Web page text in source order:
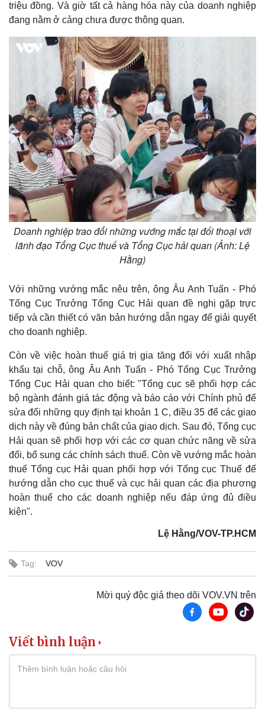
Thể thao
Bóng đá
Lịch thi đấu bóng đá
Thế giới thể thao
eSports
Hậu trường
Ô tô - Xe máy
Ô tô
Xe máy
Tư vấn
triệu đồng. Và giờ tất cả hàng hóa này của doanh nghiệp
đang nằm ở cảng chưa được thông quan.
Doanh nghiệp trao đổi những vướng mắc tại đối thoại với
lãnh đạo Tổng Cục thuế và Tổng Cục hải quan (Ảnh: Lệ
Hằng)
Với những vướng mắc nêu trên, ông Âu Anh Tuấn - Phó
Tổng Cục Trưởng Tổng Cục Hải quan đề nghị gặp trực
tiếp và cần thiết có văn bản hướng dẫn ngay để giải quyết
cho doanh nghiệp.
Còn về việc hoàn thuế giá trị gia tăng đối với xuất nhập
khẩu tại chỗ, ông Âu Anh Tuấn - Phó Tổng Cục Trưởng
Tổng Cục Hải quan cho biết: "Tổng cục sẽ phối hợp các
bộ ngành đánh giá tác động và báo cáo với Chính phủ để
sửa đổi những quy định tại khoản 1 C, điều 35 để các giao
dịch này về đúng bản chất của giao dịch. Sau đó, Tổng cục
Hải quan sẽ phối hợp với các cơ quan chức năng về sửa
đổi, bổ sung các chính sách thuế. Còn về vướng mắc hoàn
thuế Tổng cục Hải quan phối hợp với Tổng cục Thuế để
hướng dẫn cho cục thuế và cục hải quan các địa phương
hoàn thuế cho các doanh nghiệp nếu đáp ứng đủ điều
kiện".
Lệ Hằng/VOV-TP.HCM
Tag: VOV
Mời quý độc giả theo dõi VOV.VN trên
Viết bình luận